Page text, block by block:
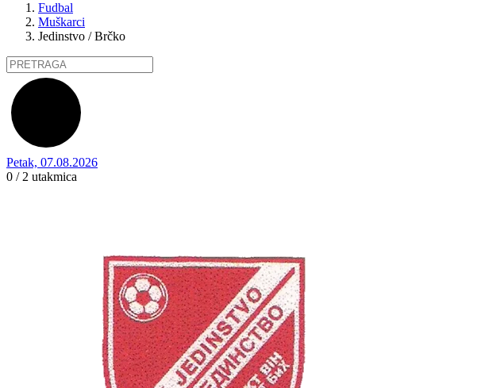
Fudbal
Muškarci
Jedinstvo / Brčko
Petak, 07.08.2026
0 / 2 utakmica